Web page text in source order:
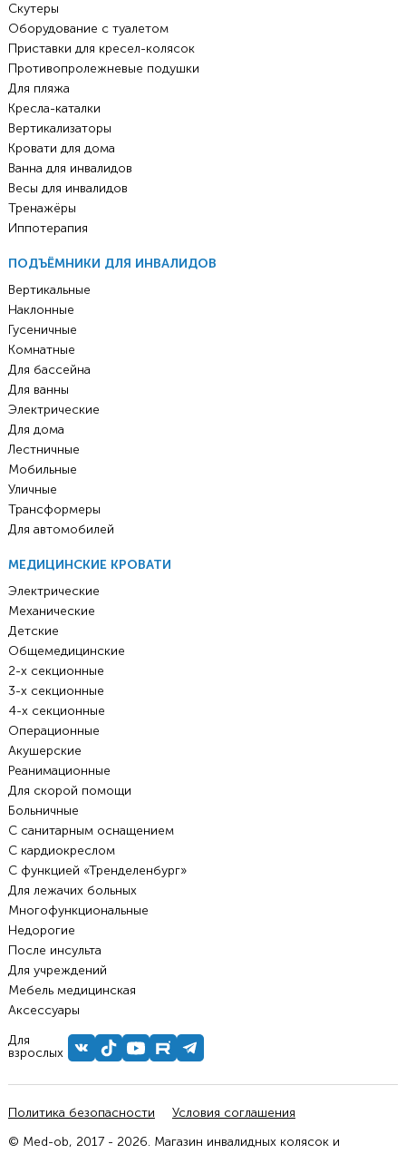
Скутеры
Оборудование с туалетом
Приставки для кресел-колясок
Противопролежневые подушки
Для пляжа
Кресла-каталки
Вертикализаторы
Кровати для дома
Ванна для инвалидов
Весы для инвалидов
Тренажёры
Иппотерапия
ПОДЪЁМНИКИ ДЛЯ ИНВАЛИДОВ
Вертикальные
Наклонные
Гусеничные
Комнатные
Для бассейна
Для ванны
Электрические
Для дома
Лестничные
Мобильные
Уличные
Трансформеры
Для автомобилей
МЕДИЦИНСКИЕ КРОВАТИ
Электрические
Механические
Детские
Общемедицинские
2-х секционные
3-х секционные
4-х секционные
Операционные
Акушерские
Реанимационные
Для скорой помощи
Больничные
С санитарным оснащением
С кардиокреслом
С функцией «Тренделенбург»
Для лежачих больных
Многофункциональные
Недорогие
После инсульта
Для учреждений
Мебель медицинская
Аксессуары
Для
взрослых
Политика безопасности
Условия соглашения
© Med-ob, 2017 - 2026. Магазин инвалидных колясок и